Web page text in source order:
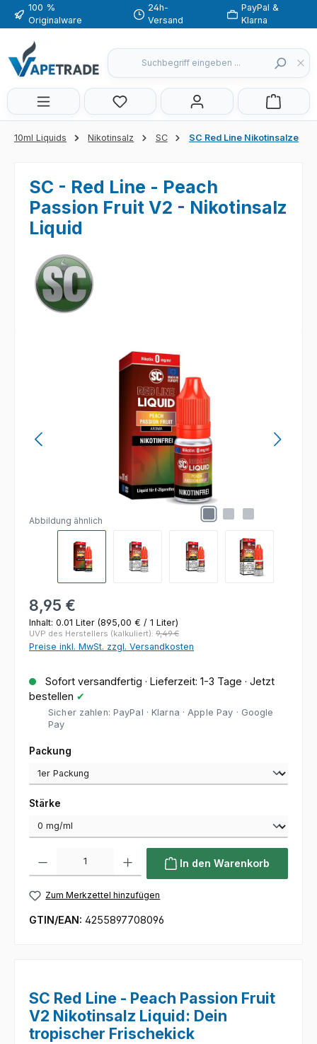
Zum Hauptinhalt springen
100 %
Originalware
24h-
Versand
PayPal &
Klarna
Du hast 0 Produkte auf dem
10ml Liquids Nikotinsalz SC SC Red Line Nikotinsalze
SC - Red Line - Peach
Passion Fruit V2 - Nikotinsalz
Liquid
Bildergalerie überspringen
Abbildung ähnlich
Regulärer Preis:
8,95 €
Inhalt: 0.01 Liter (895,00 € / 1 Liter)
UVP des Herstellers (kalkuliert): 9,49 €
Preise inkl. MwSt. zzgl. Versandkosten
Sofort versandfertig · Lieferzeit: 1-3 Tage · Jetzt
bestellen ✔
Sicher zahlen: PayPal · Klarna · Apple Pay · Google
Pay
Packung
Stärke
In den Warenkorb
Zum Merkzettel hinzufügen
GTIN/EAN: 4255897708096
SC Red Line - Peach Passion Fruit
V2 Nikotinsalz Liquid: Dein
tropischer Frischekick